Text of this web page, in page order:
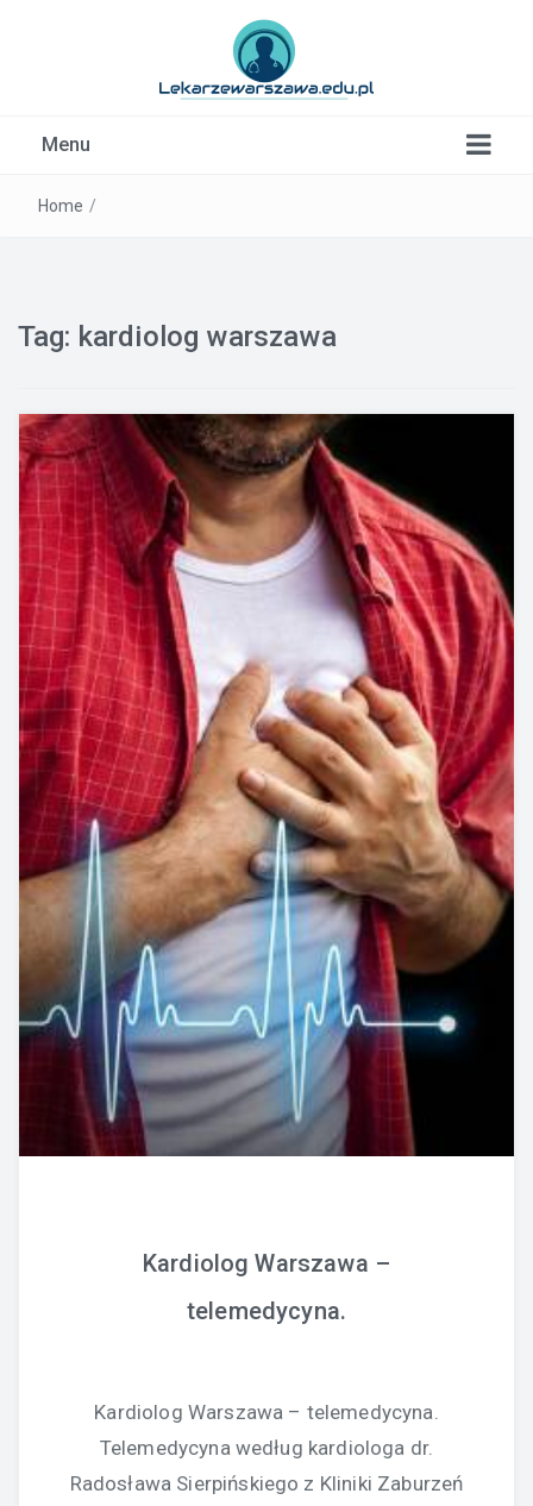
Menu
Home /
Tag: kardiolog warszawa
Kardiolog Warszawa –
telemedycyna.
Kardiolog Warszawa – telemedycyna.
Telemedycyna według kardiologa dr.
Radosława Sierpińskiego z Kliniki Zaburzeń